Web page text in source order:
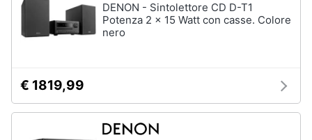
DENON - Sintolettore CD D-T1
Potenza 2 x 15 Watt con casse. Colore
nero
€ 1819,99